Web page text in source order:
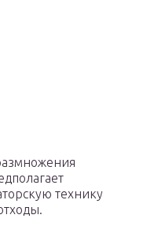
технику